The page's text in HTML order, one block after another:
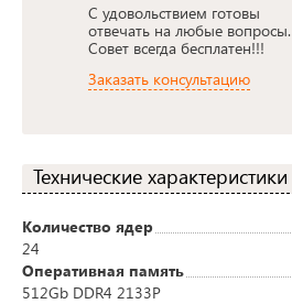
С удовольствием готовы
отвечать на любые вопросы.
Совет всегда бесплатен!!!
Заказать консультацию
Технические характеристики
Количество ядер
24
Оперативная память
512Gb DDR4 2133P